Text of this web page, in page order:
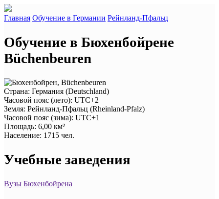
Главная Обучение в Германии Рейнланд-Пфальц
Обучение в Бюхенбойрене
Büchenbeuren
Страна: Германия (Deutschland)
Часовой пояс (лето): UTC+2
Земля: Рейнланд-Пфальц (Rheinland-Pfalz)
Часовой пояс (зима): UTC+1
Площадь: 6,00 км²
Население: 1715 чел.
Учебные заведения
Вузы Бюхенбойрена